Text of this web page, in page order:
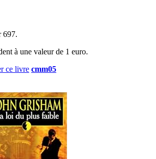
697.
à une valeur de 1 euro.
ce livre cmm05